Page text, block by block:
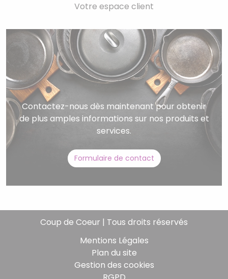
Votre espace client
Contactez-nous dès maintenant pour obtenir
de plus amples informations sur nos produits et
services.
Formulaire de contact
Coup de Coeur | Tous droits réservés
Mentions Légales
Plan du site
Gestion des cookies